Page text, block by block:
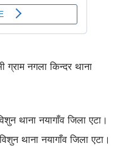
ग्राम नगला किन्दर थाना
थाना नयागाँव जिला एटा।
थाना नयागाँव जिला एटा।